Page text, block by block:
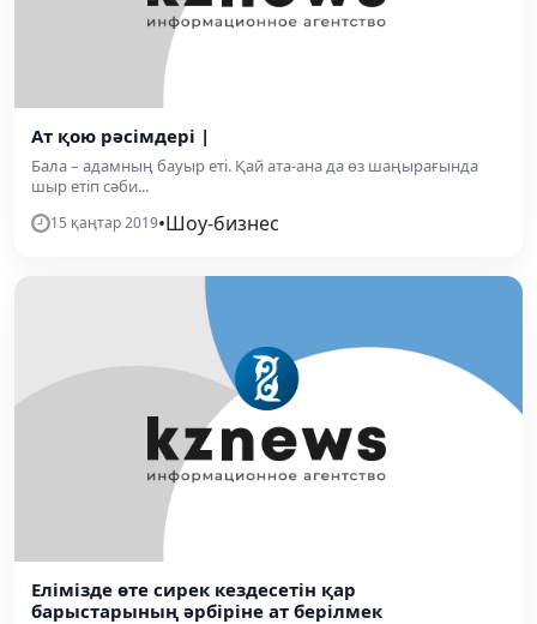
Ат қою рәсімдері |
Бала – адамның бауыр еті. Қай ата-ана да өз шаңырағында
шыр етіп сәби...
15 қаңтар 2019•Шоу-бизнес
Елімізде өте сирек кездесетін қар
барыстарының әрбіріне ат берілмек